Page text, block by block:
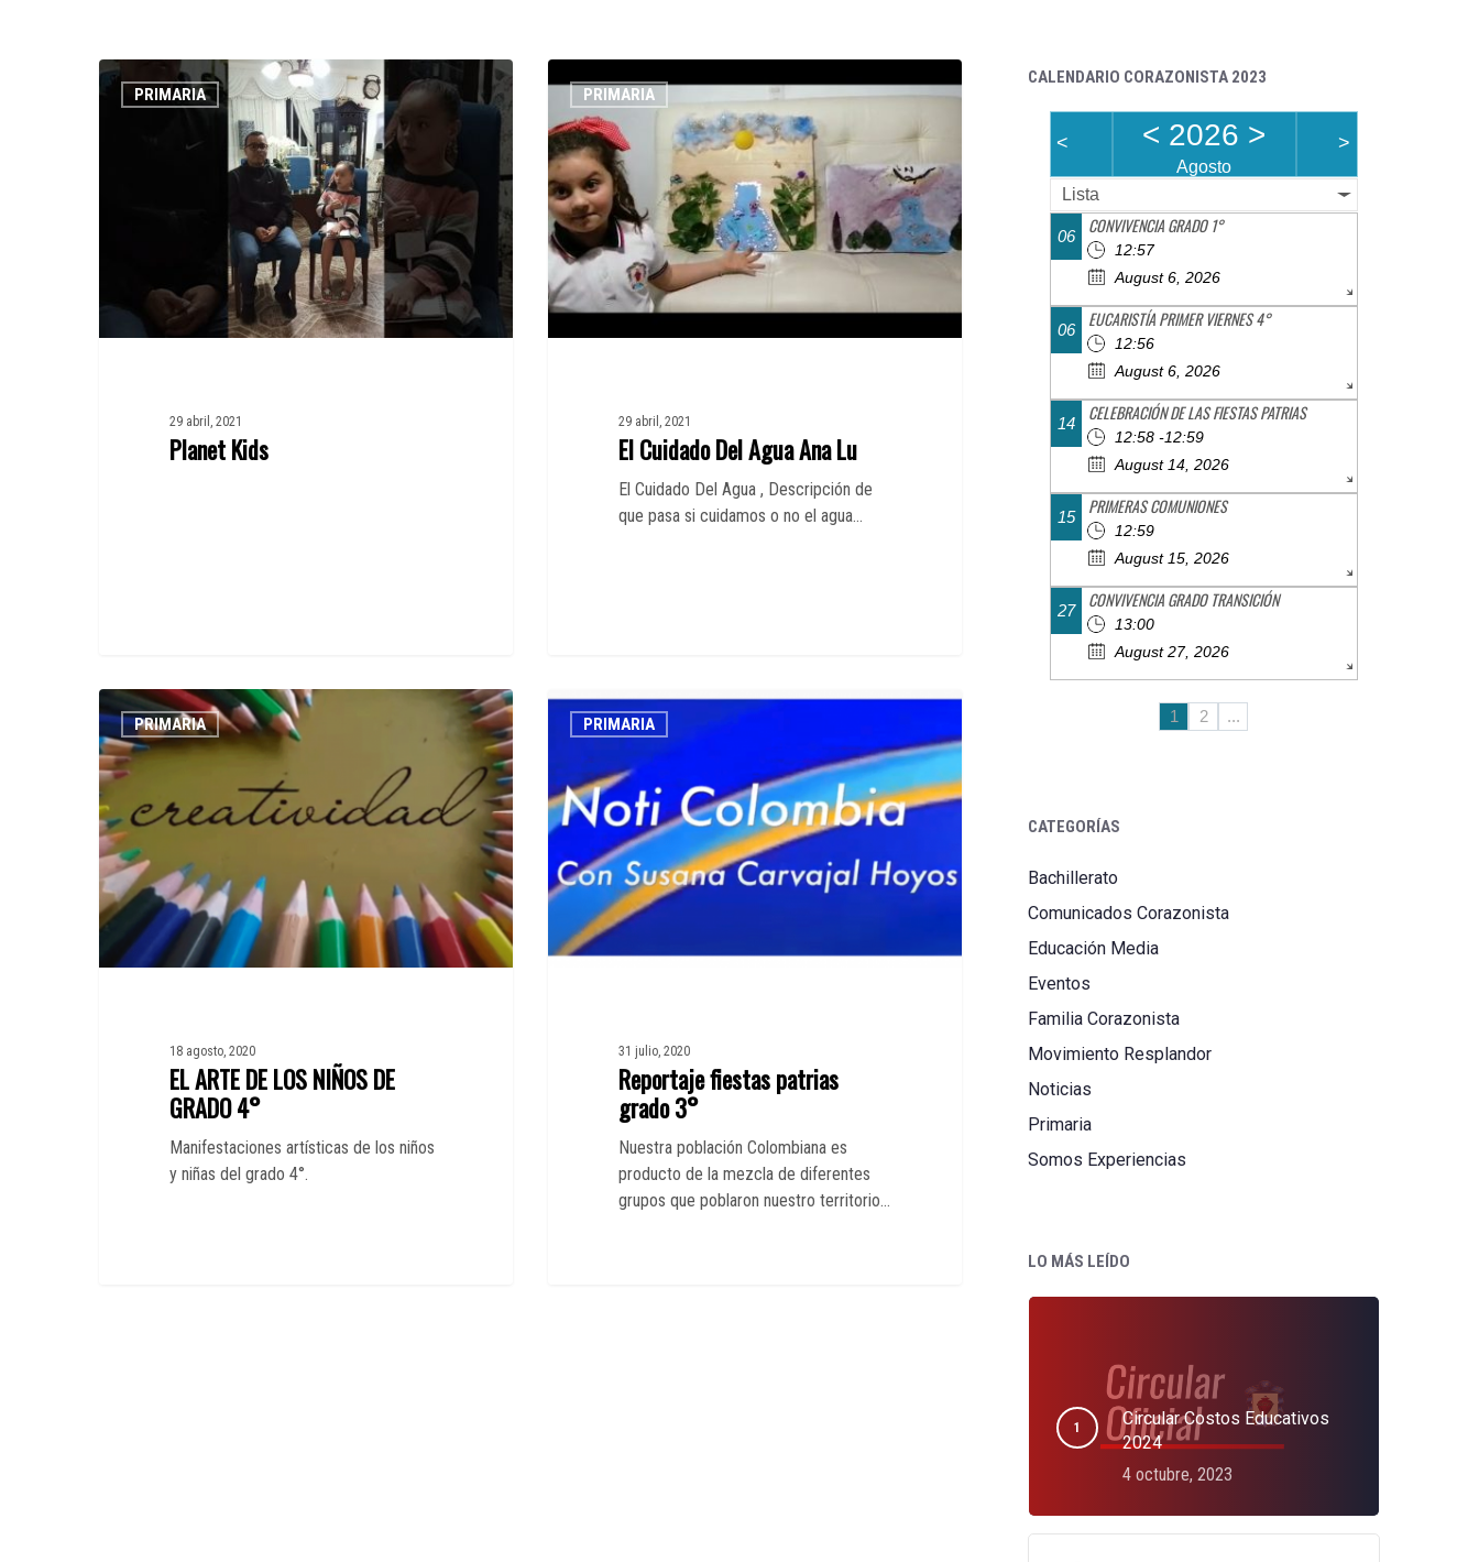
Planet
Kids
PRIMARIA
29 abril, 2021
Planet Kids
Cuidado
Del
Agua
Ana
Lu
PRIMARIA
29 abril, 2021
El Cuidado Del Agua Ana Lu
El Cuidado Del Agua , Descripción de
que pasa si cuidamos o no el agua…
EL
ARTE
DE
LOS
NIÑOS
DE
GRADO
4°
PRIMARIA
18 agosto, 2020
EL ARTE DE LOS NIÑOS DE
GRADO 4°
Manifestaciones artísticas de los niños
y niñas del grado 4°.
Reportaje
fiestas
grado
3°
PRIMARIA
31 julio, 2020
Reportaje fiestas patrias
grado 3°
Nuestra población Colombiana es
producto de la mezcla de diferentes
grupos que poblaron nuestro territorio…
CALENDARIO CORAZONISTA 2023
< < 2026 >
Agosto
>
Lista
06 CONVIVENCIA GRADO 1°
12:57
August 6, 2026
06 EUCARISTÍA PRIMER VIERNES 4°
12:56
August 6, 2026
14 CELEBRACIÓN DE LAS FIESTAS PATRIAS
12:58 -12:59
August 14, 2026
15 PRIMERAS COMUNIONES
12:59
August 15, 2026
27 CONVIVENCIA GRADO TRANSICIÓN
13:00
August 27, 2026
1 2 ...
CATEGORÍAS
Bachillerato
Comunicados Corazonista
Educación Media
Eventos
Familia Corazonista
Movimiento Resplandor
Noticias
Primaria
Somos Experiencias
LO MÁS LEÍDO
Circular Costos Educativos
2024
4 octubre, 2023